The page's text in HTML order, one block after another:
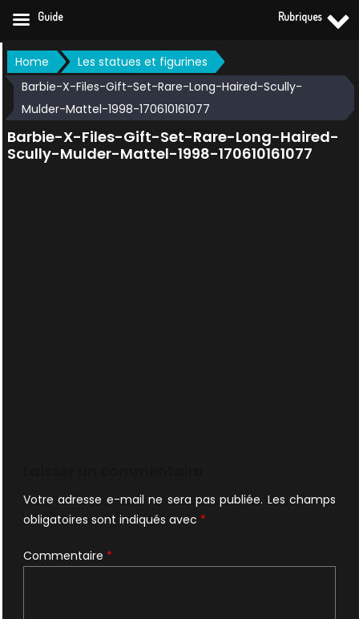
Skip
to
content
Home
Les statues et figurines
Barbie-X-Files-Gift-Set-Rare-Long-Haired-Scully-
Mulder-Mattel-1998-170610161077
Barbie-X-Files-Gift-Set-Rare-Long-Haired-
Scully-Mulder-Mattel-1998-170610161077
Votre adresse e-mail ne sera pas publiée. Les champs
obligatoires sont indiqués avec *
Commentaire *
Guide Rubriques